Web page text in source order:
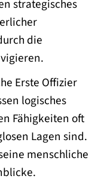
strategisches
die
Erste Offizier
logisches
Fähigkeiten oft
Lagen sind.
menschliche